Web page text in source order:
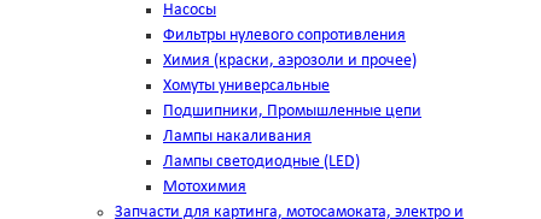
Насосы
Фильтры нулевого сопротивления
Химия (краски, аэрозоли и прочее)
Хомуты универсальные
Подшипники, Промышленные цепи
Лампы накаливания
Лампы светодиодные (LED)
Мотохимия
Запчасти для картинга, мотосамоката, электро и